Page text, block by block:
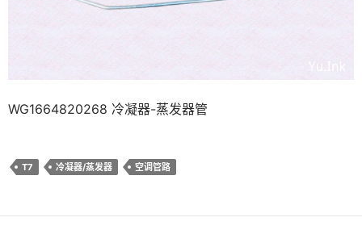
WG1664820268 冷凝器-蒸发器管
T7 冷凝器/蒸发器 空调管路